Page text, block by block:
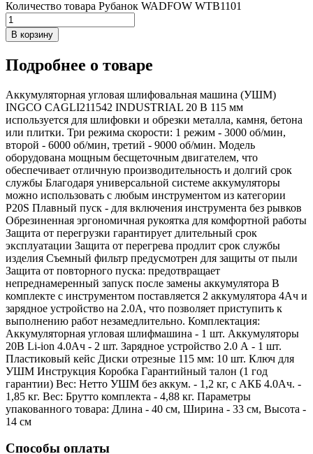
Количество товара Рубанок WADFOW WTB1101
В корзину
Подробнее о товаре
Аккумуляторная угловая шлифовальная машина (УШМ)
INGCO CAGLI211542 INDUSTRIAL 20 В 115 мм
используется для шлифовки и обрезки металла, камня, бетона
или плитки. Три режима скорости: 1 режим - 3000 об/мин,
второй - 6000 об/мин, третий - 9000 об/мин. Модель
оборудована мощным бесщеточным двигателем, что
обеспечивает отличную производительность и долгий срок
службы Благодаря универсальной системе аккумуляторы
можно использовать с любым инструментом из категории
P20S Плавный пуск - для включения инструмента без рывков
Обрезиненная эргономичная рукоятка для комфортной работы
Защита от перегрузки гарантирует длительный срок
эксплуатации Защита от перегрева продлит срок службы
изделия Съемный фильтр предусмотрен для защиты от пыли
Защита от повторного пуска: предотвращает
непреднамеренный запуск после замены аккумулятора В
комплекте с инструментом поставляется 2 аккумулятора 4Ач и
зарядное устройство на 2.0А, что позволяет приступить к
выполнению работ незамедлительно. Комплектация:
Аккумуляторная угловая шлифмашина - 1 шт. Аккумуляторы
20В Li-ion 4.0Ач - 2 шт. Зарядное устройство 2.0 А - 1 шт.
Пластиковый кейс Диски отрезные 115 мм: 10 шт. Ключ для
УШМ Инструкция Коробка Гарантийный талон (1 год
гарантии) Вес: Нетто УШМ без аккум. - 1,2 кг, с АКБ 4.0Ач. -
1,85 кг. Вес: Брутто комплекта - 4,88 кг. Параметры
упакованного товара: Длина - 40 см, Ширина - 33 см, Высота -
14 см
Способы оплаты